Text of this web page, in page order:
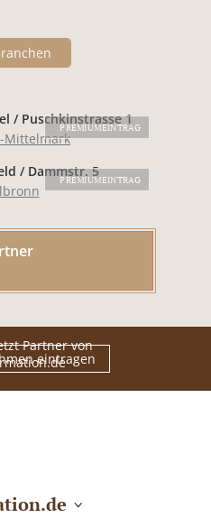
PREMIUMEINTRAG
/ Puschkinstrasse 1
Mittelmark
PREMIUMEINTRAG
/ Dammstr. 5
eintragen